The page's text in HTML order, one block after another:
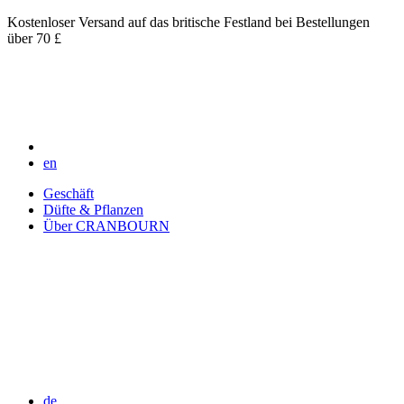
Kostenloser Versand auf das britische Festland bei Bestellungen
über 70 £
en
Geschäft
Düfte & Pflanzen
Über CRANBOURN
de